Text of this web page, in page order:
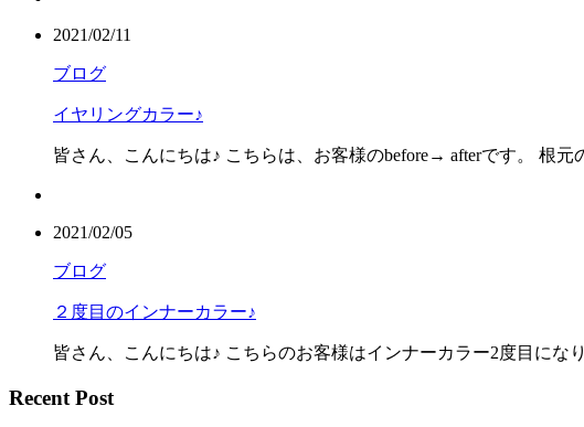
2021/02/11
ブログ
イヤリングカラー♪
皆さん、こんにちは♪ こちらは、お客様のbefore→ afterです。 根元
2021/02/05
ブログ
２度目のインナーカラー♪
皆さん、こんにちは♪ こちらのお客様はインナーカラー2度目にな
Recent Post